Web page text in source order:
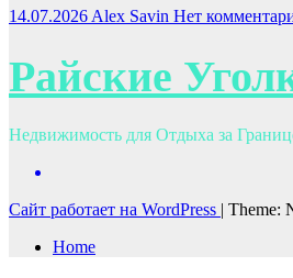
14.07.2026 Alex Savin Нет
Райские
Недвижимость для Отдыха за
Сайт работает на WordPress | Theme:
Home